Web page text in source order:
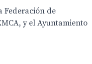
Federación de
y el Ayuntamiento